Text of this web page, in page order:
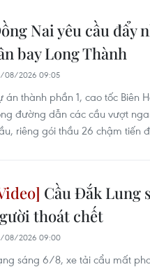
Nai yêu cầu đẩy
bay Long Thành
08/2026 09:05
án thành phần 1, cao tốc Biên
đường dẫn các cầu vượt
riêng gói thầu 26 chậm tiến
Cầu Đắk Lung
thoát chết
08/2026 09:00
sáng 6/8, xe tải cẩu mất